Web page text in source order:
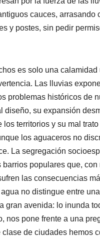
cauces, arrasando
y postes, sin pedir
es solo una calamidad
Las lluvias
problemas históricos de
diseño, su expansión
los territorios y su mal
los aguaceros no
La segregación
populares que, con
las consecuencias
no distingue entre
gran avenida: lo inunda
nos pone frente a una
de ciudades hemos